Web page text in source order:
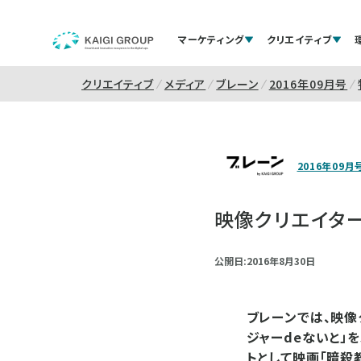
マーケティング クリエイティブ
クリエイティブ メディア ブレーン 2016年09月号
2016年09月
映像クリエイタ
公開日:2016年8月30日
ブレーンでは、映
ジャーdeないと」
トとして映画「暗